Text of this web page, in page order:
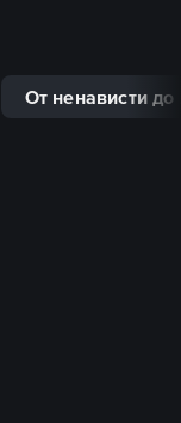
От ненависти